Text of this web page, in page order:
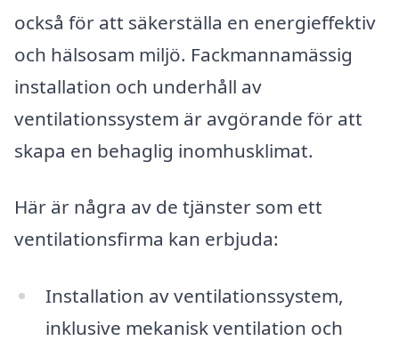
också för att säkerställa en energieffektiv
och hälsosam miljö. Fackmannamässig
installation och underhåll av
ventilationssystem är avgörande för att
skapa en behaglig inomhusklimat.
Här är några av de tjänster som ett
ventilationsfirma kan erbjuda:
Installation av ventilationssystem,
inklusive mekanisk ventilation och